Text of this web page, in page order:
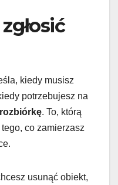
kiedy musisz
potrzebujesz na
. To, którą
co zamierzasz
usunąć obiekt,